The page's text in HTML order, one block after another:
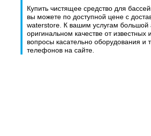
Купить чистящее средство для
вы можете по доступной цене с
waterstore. К вашим услугам большой
оригинальном качестве от
вопросы касательно оборудования
телефонов на сайте.